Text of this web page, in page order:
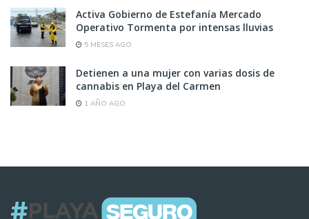
Activa Gobierno de Estefanía Mercado
Operativo Tormenta por intensas lluvias
5 MESES AGO
Detienen a una mujer con varias dosis de
cannabis en Playa del Carmen
1 AÑO AGO